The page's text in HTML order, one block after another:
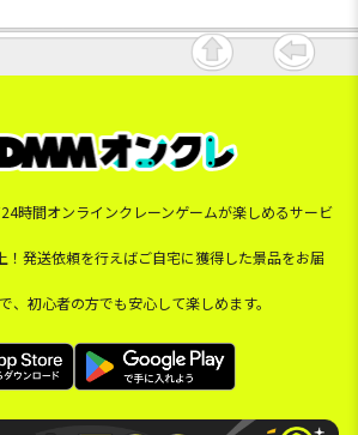
時間オンラインクレーンゲームが楽しめるサービ
発送依頼を行えばご自宅に獲得した景品をお届
、初心者の方でも安心して楽しめます。